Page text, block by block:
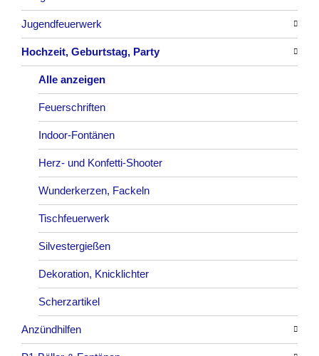
Reibkopfknaller
Frösche, Pfeiffer
Fontänen
Sonnen
Feuervögel
Römische Lichter
Mit Rumms
Bezaubernde Effekte
Alle anzeigen
Bengalos
Rauchartikel
Jugendfeuerwerk
Alle anzeigen
Hochzeit, Geburtstag, Party
Alle anzeigen
Feuerschriften
Indoor-Fontänen
Herz- und Konfetti-Shooter
Wunderkerzen, Fackeln
Tischfeuerwerk
Silvestergießen
Dekoration, Knicklichter
Scherzartikel
Anzündhilfen